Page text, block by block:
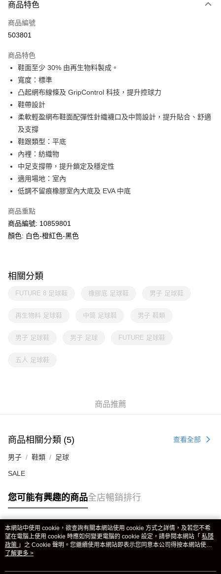
信用卡
線上付款
Alipay, PayMe, WeChat Pay, UnionPay, FPS
送貨方式
單筆訂單淨值滿$399可享免運費優惠
每筆HK$30.00，滿HK$399.00或以上免運費
滿$599可享澳門免運費優惠 運費表
商品特色
商品編號
503801
商品特色
鞋面至少 30% 由再生物料製成。
寬度：標準
凸起網布線條及 GripControl 科技，提升控球力
鞋帶設計
柔軟輕盈網布鞋面配彈性針織襪口及中筒設計，提升貼合、舒適
及支撐
鞋跟類型：平底
內裡：紡織物
中足支撐帶，提升鎖定及穩定性
適用場地：室內
低調不留痕橡膠室內大底及 EVA 中底
商品重點
商品編號: 10859801
顏色: 白色-橙紅色-黑色
相關分類
FUTURE 8 足球鞋 橡膠底 足球鞋 男子 足球鞋
再生物料 足球鞋 中筒 足球鞋 男子 鞋類
男子 足球鞋 男子 足球 FUTURE 足球鞋
五人 足球鞋
商品推薦
商品相關分類 (5) 查看全部
男子 鞋類 足球
SALE
您可能有興趣的商品全店暢銷排行
熱門標籤
熱銷排行
本網站中使用 cookie，欲查詢有關本網站使用 cookie 方式之詳情，及若您不希
望在電腦上使用 cookie 時應如何變更電腦的 cookie 設定，請參閱本網站「 私隱
政策 」之 Cookie 聲明。您繼續使用本網站即表示您同意本公司得按本網站使用
條款之 Cookie 聲明使用 cookie。
了解更多 >